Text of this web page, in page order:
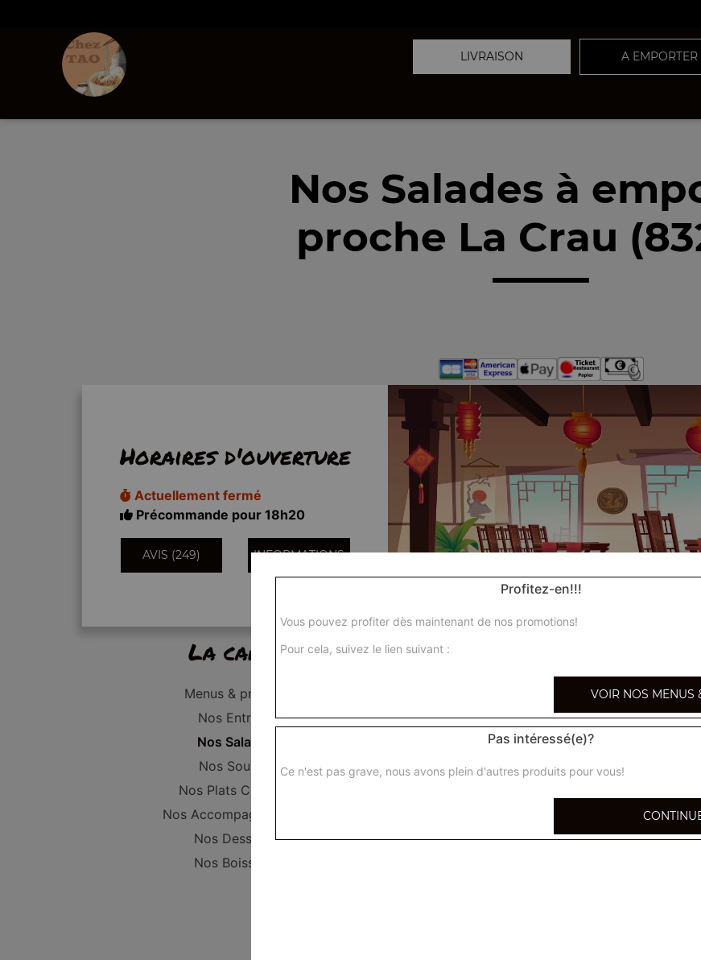
LIVRAISON A EMPORTER
Nos Salades à
proche La Crau
Horaires d'ouverture
Actuellement fermé
Précommande pour 18h20
AVIS (249) INFORMATIONS
La carte
Menus & promos
Nos Entrées
Nos Salades
Nos Soupes
Nos Plats Cuisinés
Nos Accompagnements
Nos Desserts
Nos Boissons
Profitez-en!!!
Vous pouvez profiter dès maintenant de nos promotions!
Pour cela, suivez le lien suivant :
VOIR NOS MENUS
Pas intéressé(e)?
Ce n'est pas grave, nous avons plein d'autres produits pour vous!